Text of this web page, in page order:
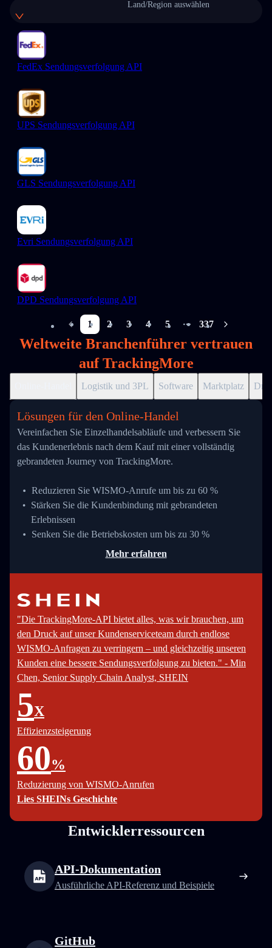
Land/Region auswählen
FedEx Sendungsverfolgung API
UPS Sendungsverfolgung API
GLS Sendungsverfolgung API
Evri Sendungsverfolgung API
DPD Sendungsverfolgung API
1 2 3 4 5
More pages
337
Weltweite Branchenführer vertrauen
auf TrackingMore
Logistik und 3PL Software Marktplatz
Lösungen für den Online-Handel
Vereinfachen Sie Einzelhandelsabläufe und verbessern Sie
das Kundenerlebnis nach dem Kauf mit einer vollständig
gebrandeten Journey von TrackingMore.
Reduzieren Sie WISMO-Anrufe um bis zu 60 %
Stärken Sie die Kundenbindung mit gebrandeten
Erlebnissen
Senken Sie die Betriebskosten um bis zu 30 %
Mehr erfahren
"Die TrackingMore-API bietet alles, was wir brauchen, um
den Druck auf unser Kundenserviceteam durch endlose
WISMO-Anfragen zu verringern – und gleichzeitig unseren
Kunden eine bessere Sendungsverfolgung zu bieten." - Min
Chen, Senior Supply Chain Analyst, SHEIN
5X
Effizienzsteigerung
60%
Reduzierung von WISMO-Anrufen
Lies SHEINs Geschichte
Entwicklerressourcen
API-Dokumentation
Ausführliche API-Referenz und Beispiele
GitHub